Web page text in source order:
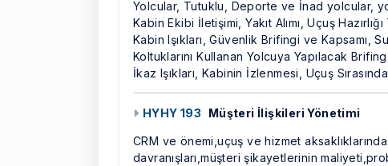
Yolcular, Tutuklu, Deporte ve İnad yolcular,
Kabin Ekibi İletişimi, Yakıt Alımı, Uçuş
Kabin Işıkları, Güvenlik Brifingi ve Kapsamı,
Koltuklarını Kullanan Yolcuya Yapılacak
İkaz Işıkları, Kabinin İzlenmesi, Uçuş
HYHY 193 Müşteri İlişkileri Yönetimi
CRM ve önemi,uçuş ve hizmet
davranışları,müşteri şikayetlerinin